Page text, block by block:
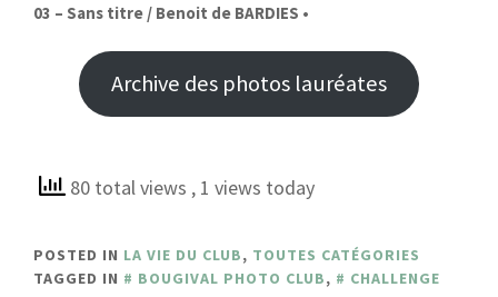
03 – Sans titre / Benoit de BARDIES •
Archive des photos lauréates
80 total views , 1 views today
POSTED IN LA VIE DU CLUB, TOUTES CATÉGORIES
TAGGED IN
BOUGIVAL PHOTO CLUB, CHALLENGE